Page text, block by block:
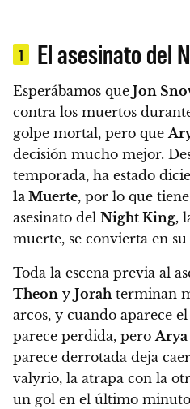
1 El asesinato del
Esperábamos que Jon
contra los muertos
golpe mortal, pero que
decisión mucho mejor.
temporada, ha estado
la Muerte, por lo que
asesinato del Night King,
muerte, se convierta en
Toda la escena previa al
Theon y Jorahterminan
arcos, y cuando aparece el
parece perdida, peroArya
parece derrotada deja
valyrio, la atrapa con la
un gol en el último